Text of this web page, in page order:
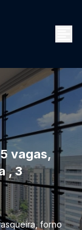
vagas,
, 3
forno